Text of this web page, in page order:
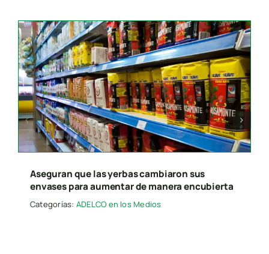
Aseguran que las yerbas cambiaron sus
envases para aumentar de manera encubierta
Categorías: ADELCO en los Medios
Search
for:
Presione “ESC” para salir.